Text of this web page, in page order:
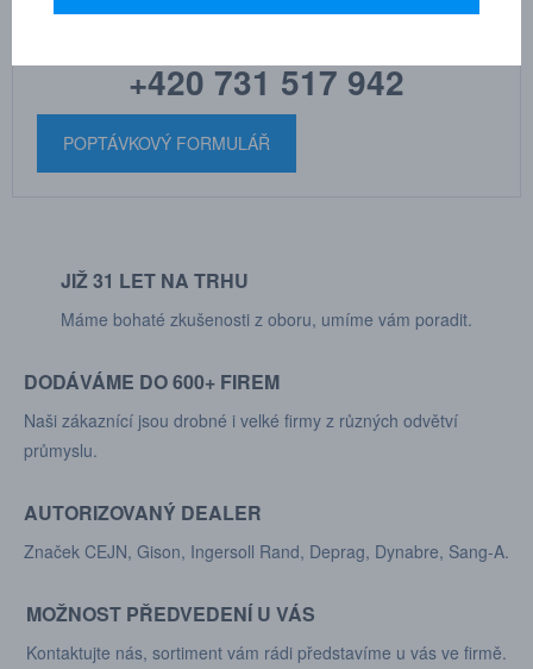
+420 731 517 942
POPTÁVKOVÝ FORMULÁŘ
JIŽ 31 LET NA TRHU
Máme bohaté zkušenosti z oboru, umíme vám poradit.
DODÁVÁME DO 600+ FIREM
Naši zákaznící jsou drobné i velké firmy z různých odvětví
průmyslu.
AUTORIZOVANÝ DEALER
Značek CEJN, Gison, Ingersoll Rand, Deprag, Dynabre, Sang-A.
MOŽNOST PŘEDVEDENÍ U VÁS
Kontaktujte nás, sortiment vám rádi představíme u vás ve firmě.